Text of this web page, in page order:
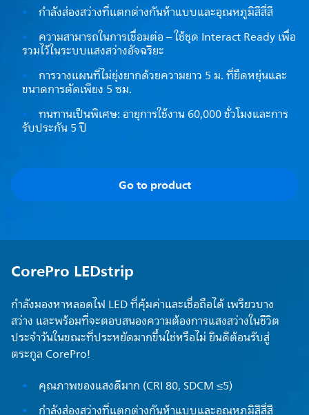
กำลังส่องสว่างที่แตกต่างกันห้าแบบและอุณหภูมิสีสี่สี
ความสามารถในการเชื่อมต่อ – ใช้ชุด Interact Ready เพื่อ
รวมไว้ในระบบแสงสว่างอัจฉริยะ
การวางแผนที่ไม่ยุ่งยากด้วยความยาว 5 ม. ที่ยืดหยุ่นและ
ขนาดการตัดเพียง 5 ซม.
ทนทานเป็นพิเศษ: อายุการใช้งาน 60,000 ชั่วโมงและการ
รับประกัน 5 ปี
Go to product
CorePro LEDstrip
กำลังมองหาหลอดไฟ LED ที่คุ้มค่าและเชื่อถือได้ เพรียวบาง
สว่าง และพร้อมที่จะตอบสนองความต้องการแสงสว่างในชีวิต
ประจำวันในขณะที่ประหยัดมากขึ้นใช่หรือไม่ ยินดีต้อนรับสู่
ตระกูล CorePro!
คุณภาพของแสงดีมาก (CRI 80, SDCM ≤5)
กำลังส่องสว่างที่แตกต่างกันห้าแบบและอุณหภูมิสีสี่สี